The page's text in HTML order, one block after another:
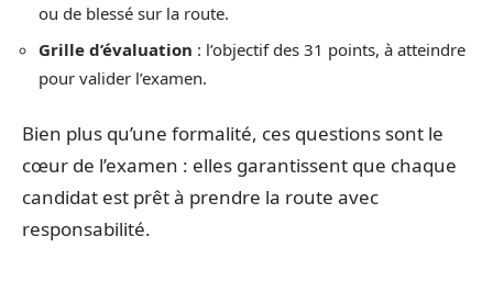
ou de blessé sur la route.
Grille d’évaluation : l’objectif des 31 points, à atteindre
pour valider l’examen.
Bien plus qu’une formalité, ces questions sont le
cœur de l’examen : elles garantissent que chaque
candidat est prêt à prendre la route avec
responsabilité.